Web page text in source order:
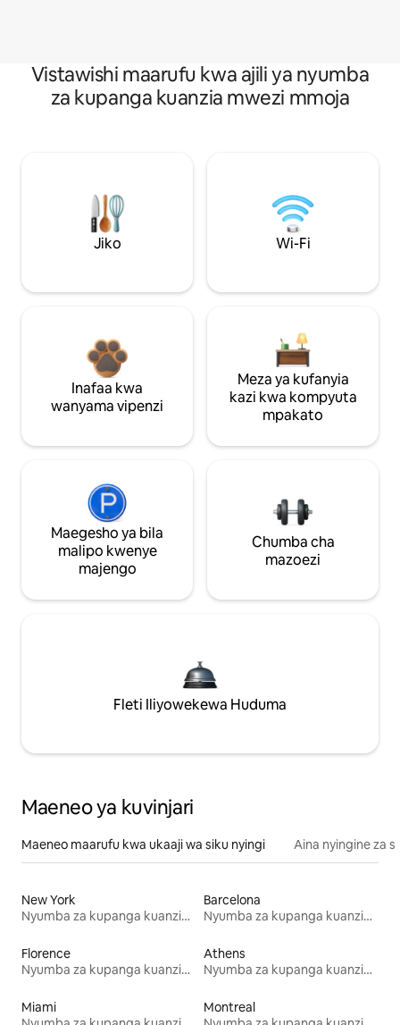
Vistawishi maarufu kwa ajili ya nyumba
za kupanga kuanzia mwezi mmoja
Jiko Wi-Fi
Inafaa kwa
wanyama vipenzi
Meza ya kufanyia
kazi kwa kompyuta
mpakato
Maegesho ya bila
malipo kwenye
majengo
Chumba cha
mazoezi
Fleti Iliyowekewa Huduma
Maeneo ya kuvinjari
Maeneo maarufu kwa ukaaji wa siku nyingi Aina nyingine za
New York
Nyumba za kupanga kuanzia mwezi mmoja
Barcelona
Nyumba za kupanga kuanzia mwezi mmoja
Florence
Nyumba za kupanga kuanzia mwezi mmoja
Athens
Nyumba za kupanga kuanzia mwezi mmoja
Miami
Montreal